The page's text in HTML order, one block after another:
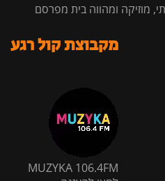
מוזיקה ומהווה בית מפרסם
מקבוצת קול רגע
MUZYKA 106.4FM